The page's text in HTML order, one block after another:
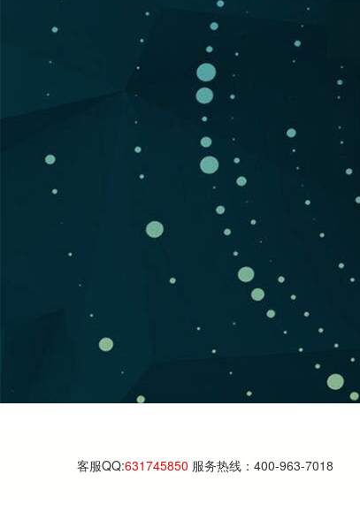
客服QQ:631745850 服务热线：400-963-7018